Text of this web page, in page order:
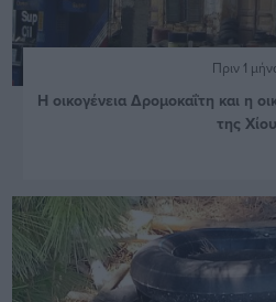
Πριν 1
Η οικογένεια Δρομοκαΐτη και η
της Χίου